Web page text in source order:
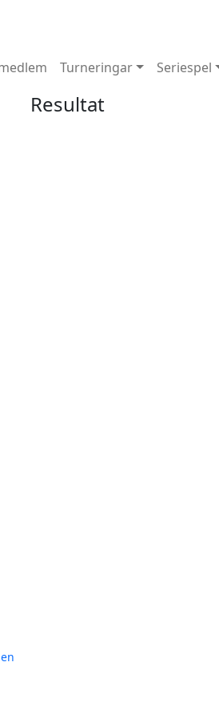
Turneringar Seriespel
Resultat